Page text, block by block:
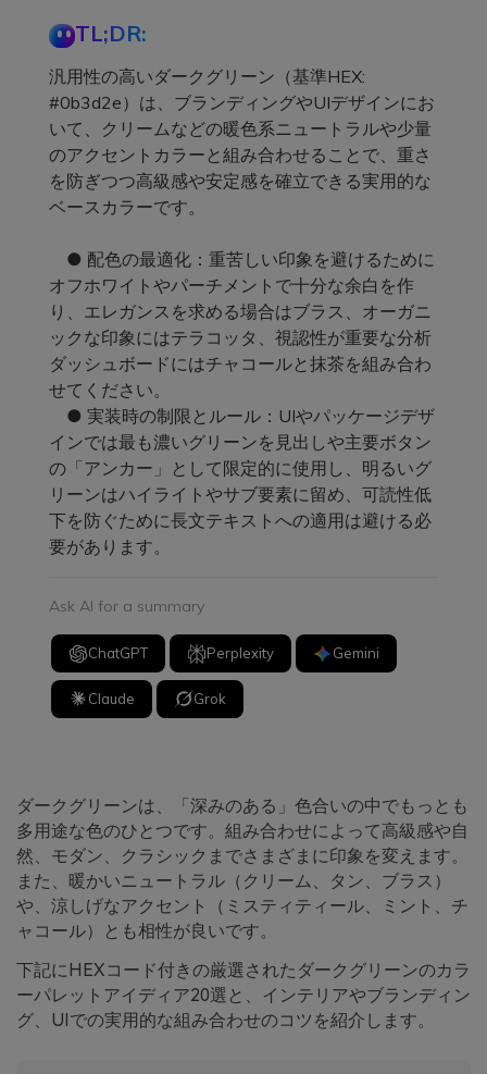
TL;DR:
汎用性の高いダークグリーン（基準HEX:
#0b3d2e）は、ブランディングやUIデザインにお
いて、クリームなどの暖色系ニュートラルや少量
のアクセントカラーと組み合わせることで、重さ
を防ぎつつ高級感や安定感を確立できる実用的な
ベースカラーです。
● 配色の最適化：重苦しい印象を避けるために
オフホワイトやパーチメントで十分な余白を作
り、エレガンスを求める場合はブラス、オーガニ
ックな印象にはテラコッタ、視認性が重要な分析
ダッシュボードにはチャコールと抹茶を組み合わ
せてください。
● 実装時の制限とルール：UIやパッケージデザ
インでは最も濃いグリーンを見出しや主要ボタン
の「アンカー」として限定的に使用し、明るいグ
リーンはハイライトやサブ要素に留め、可読性低
下を防ぐために長文テキストへの適用は避ける必
要があります。
Ask AI for a summary
ChatGPT Perplexity Gemini
Claude Grok
ダークグリーンは、「深みのある」色合いの中でもっとも
多用途な色のひとつです。組み合わせによって高級感や自
然、モダン、クラシックまでさまざまに印象を変えます。
また、暖かいニュートラル（クリーム、タン、ブラス）
や、涼しげなアクセント（ミスティティール、ミント、チ
ャコール）とも相性が良いです。
下記にHEXコード付きの厳選されたダークグリーンのカラ
ーパレットアイディア20選と、インテリアやブランディン
グ、UIでの実用的な組み合わせのコツを紹介します。